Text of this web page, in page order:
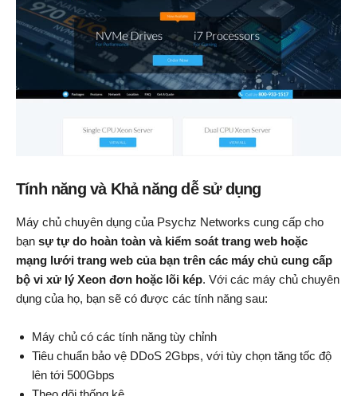
Tính năng và Khả năng dễ sử dụng
Máy chủ chuyên dụng của Psychz Networks cung cấp cho
bạn sự tự do hoàn toàn và kiểm soát trang web hoặc
mạng lưới trang web của bạn trên các máy chủ cung cấp
bộ vi xử lý Xeon đơn hoặc lõi kép. Với các máy chủ chuyên
dụng của họ, bạn sẽ có được các tính năng sau:
Máy chủ có các tính năng tùy chỉnh
Tiêu chuẩn bảo vệ DDoS 2Gbps, với tùy chọn tăng tốc độ
lên tới 500Gbps